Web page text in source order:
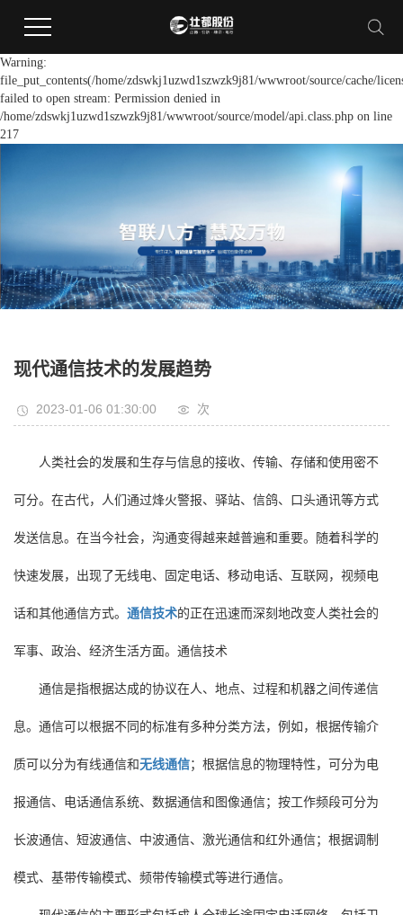
Warning:
file_put_contents(/home/zdswkj1uzwd1szwzk9j81/wwwroot/source/cache/
failed to open stream: Permission denied in
/home/zdswkj1uzwd1szwzk9j81/wwwroot/source/model/api.class.php on line
217
现代通信技术的发展趋势
2023-01-06 01:30:00 次
人类社会的发展和生存与信息的接收、传输、存储和使用密不
可分。在古代，人们通过烽火警报、驿站、信鸽、口头通讯等方式
发送信息。在当今社会，沟通变得越来越普遍和重要。随着科学的
快速发展，出现了无线电、固定电话、移动电话、互联网，视频电
话和其他通信方式。 通信技术的正在迅速而深刻地改变人类社会的
军事、政治、经济生活方面。通信技术
通信是指根据达成的协议在人、地点、过程和机器之间传递信
息。通信可以根据不同的标准有多种分类方法，例如，根据传输介
质可以分为有线通信和无线通信；根据信息的物理特性，可分为电
报通信、电话通信系统、数据通信和图像通信；按工作频段可分为
长波通信、短波通信、中波通信、激光通信和红外通信；根据调制
模式、基带传输模式、频带传输模式等进行通信。